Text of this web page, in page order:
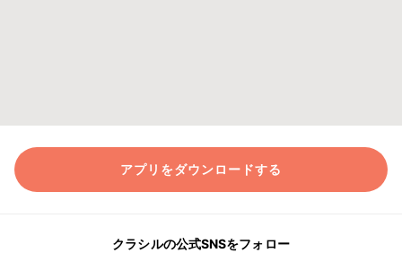
アプリをダウンロードする
クラシルの公式SNSをフォロー